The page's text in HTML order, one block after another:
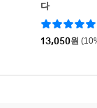
다
13,050원